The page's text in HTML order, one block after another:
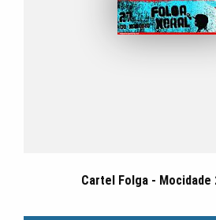
Cartel Folga - Mocidade